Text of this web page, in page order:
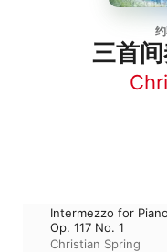
三首
Intermezzo for
Op. 117 No. 1
Christian Spring